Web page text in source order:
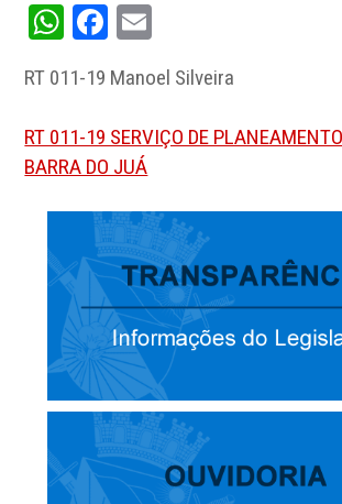
WhatsApp
Facebook
RT 011-19 Manoel Silveira
RT 011-19 SERVIÇO DE
BARRA DO JUÁ